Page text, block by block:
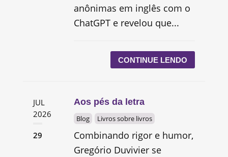
anônimas em inglês com o
ChatGPT e revelou que...
CONTINUE LENDO
JUL
2026
29
Aos pés da letra
Blog Livros sobre livros
Combinando rigor e humor,
Gregório Duvivier se